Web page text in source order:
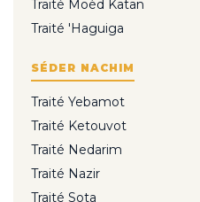
Traité Moèd Katan
Traité 'Haguiga
SÉDER NACHIM
Traité Yebamot
Traité Ketouvot
Traité Nedarim
Traité Nazir
Traité Sota